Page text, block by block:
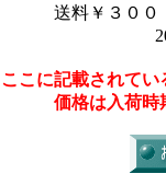
送料￥３００
ここに記載されて
価格は入荷時